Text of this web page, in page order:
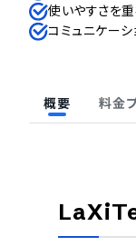
使いやすさを
コミュニケー
概要 料金